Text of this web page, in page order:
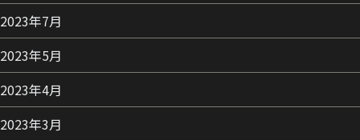
2023年7月
2023年5月
2023年4月
2023年3月